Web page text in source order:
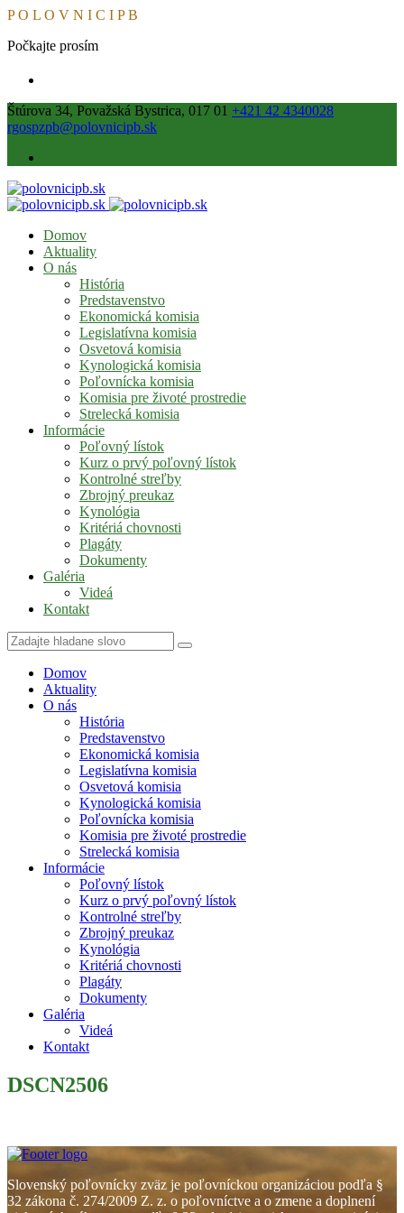
PO L O V N I C I PB
Počkajte prosím
Štúrova 34, Považská Bystrica, 017 01 +421 42 4340028
rgospzpb@polovnicipb.sk
Domov
Aktuality
O nás
História
Predstavenstvo
Ekonomická komisia
Legislatívna komisia
Osvetová komisia
Kynologická komisia
Poľovnícka komisia
Komisia pre životé prostredie
Strelecká komisia
Informácie
Poľovný lístok
Kurz o prvý poľovný lístok
Kontrolné streľby
Zbrojný preukaz
Kynológia
Kritériá chovnosti
Plagáty
Dokumenty
Galéria
Videá
Kontakt
Domov
Aktuality
O nás
História
Predstavenstvo
Ekonomická komisia
Legislatívna komisia
Osvetová komisia
Kynologická komisia
Poľovnícka komisia
Komisia pre životé prostredie
Strelecká komisia
Informácie
Poľovný lístok
Kurz o prvý poľovný lístok
Kontrolné streľby
Zbrojný preukaz
Kynológia
Kritériá chovnosti
Plagáty
Dokumenty
Galéria
Videá
Kontakt
DSCN2506
Slovenský poľovnícky zväz je poľovníckou organizáciou podľa §
32 zákona č. 274/2009 Z. z. o poľovníctve a o zmene a doplnení